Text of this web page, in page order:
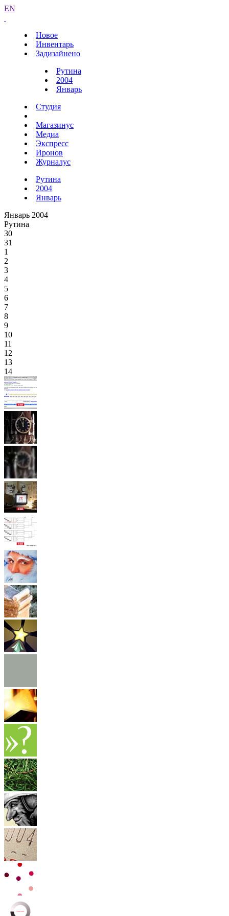
EN
Новое
Инвентарь
Задизайнено
Рутина
2004
Январь
Студия
Магазинус
Медиа
Экспресс
Иронов
Журналус
Рутина
2004
Январь
Январь 2004
Рутина
30
31
1
2
3
4
5
6
7
8
9
10
11
12
13
14